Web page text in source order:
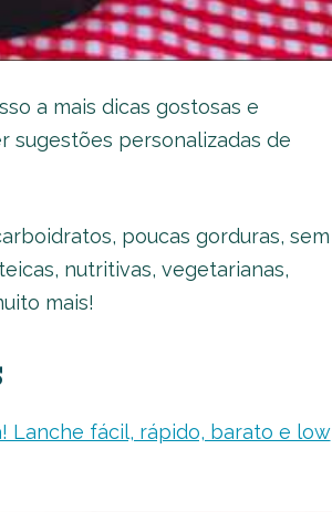
a mais dicas gostosas e
sugestões personalizadas de
poucas gorduras, sem
nutritivas, vegetarianas,
mais!
Lanche fácil, rápido, barato e low